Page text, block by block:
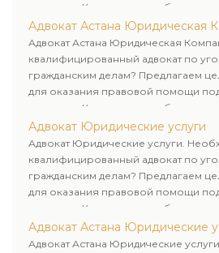
клиентам. Комплексное
юридических лиц. Индивидуальный
клиенту.
Адвокат Астана Юридическая
Адвокат Астана Юридическая
квалифицированный адвокат по
гражданским делам? Предлагаем
для оказания правовой помощи
клиентам. Комплексное
юридических лиц. Индивидуальный
клиенту.
Адвокат Юридические услуги
Адвокат Юридические услуги.
квалифицированный адвокат по
гражданским делам? Предлагаем
для оказания правовой помощи
клиентам. Комплексное
юридических лиц. Индивидуальный
клиенту.
Адвокат Астана Юридические
Адвокат Астана Юридические